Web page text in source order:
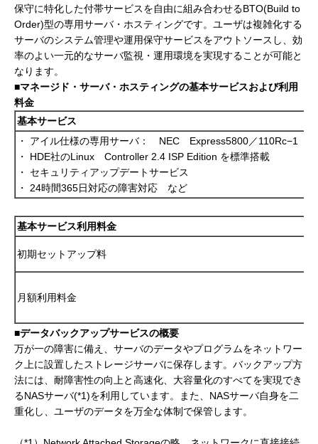
保守に特化した付帯サービスを自由に組み合わせるBTO(Build to
Order)型の専用サーバ・ホスティングです。ユーザは複雑化する
サーバのシステム管理や運用保守サービスをアウトソースし、効
率のよい一元的なサーバ監視・運用環境を実現することが可能と
なります。
■マネージド・サーバ・ホスティングの基本サービスおよび利用
料金
基本サービス
・ アイル仕様の専用サーバ： NEC Express5800／110Rc−1
・ HDE社のLinux Controller 2.4 ISP Edition を標準搭載
・ セキュリティアップデートサービス
・ 24時間365日対応の障害対応 など
基本サービス利用料金
初期セットアップ料
月額利用料金
■データバックアップサービスの概要
万が一の障害に備え、サーバのデータやプログラムをネットワー
ク上に設置したストレージサーバに保存します。バックアップ方
法には、耐障害性の向上と高速化、大容量化のすべてを実現でき
るNASサーバ(*1)を利用しています。また、NASサーバ自身を二
重化し、ユーザのデータを万全な体制で保管します。